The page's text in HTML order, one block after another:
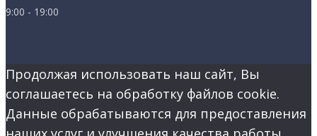
9:00 - 19:00
Продолжая использовать наш сайт, Вы
соглашаетесь на обработку файлов cookie.
Данные обрабатываются для предоставления